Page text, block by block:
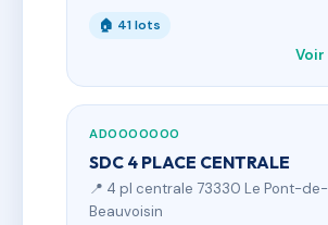
🏠 41 lots
Voir
AD0000000
SDC 4 PLACE CENTRALE
📍 4 pl centrale 73330 Le Pont-de-
Beauvoisin